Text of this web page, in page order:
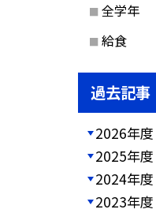
全学年
給食
過去記事
2026年度
2025年度
2024年度
2023年度